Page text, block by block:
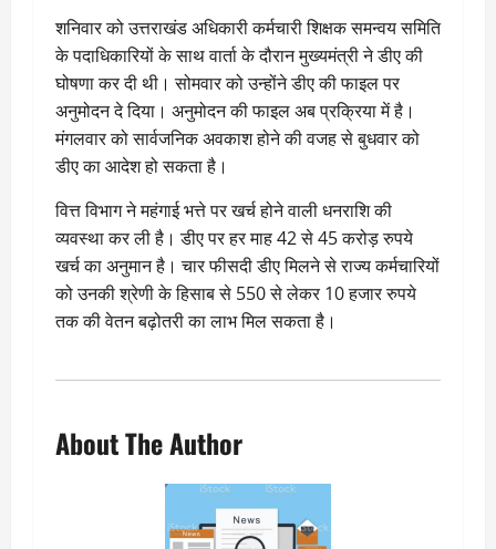
शनिवार को उत्तराखंड अधिकारी कर्मचारी शिक्षक समन्वय समिति
के पदाधिकारियों के साथ वार्ता के दौरान मुख्यमंत्री ने डीए की
घोषणा कर दी थी। सोमवार को उन्होंने डीए की फाइल पर
अनुमोदन दे दिया। अनुमोदन की फाइल अब प्रक्रिया में है।
मंगलवार को सार्वजनिक अवकाश होने की वजह से बुधवार को
डीए का आदेश हो सकता है।
वित्त विभाग ने महंगाई भत्ते पर खर्च होने वाली धनराशि की
व्यवस्था कर ली है। डीए पर हर माह 42 से 45 करोड़ रुपये
खर्च का अनुमान है। चार फीसदी डीए मिलने से राज्य कर्मचारियों
को उनकी श्रेणी के हिसाब से 550 से लेकर 10 हजार रुपये
तक की वेतन बढ़ोतरी का लाभ मिल सकता है।
About The Author